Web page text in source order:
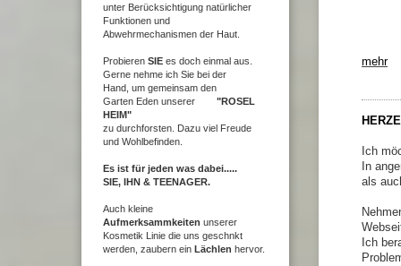
unter Berücksichtigung natürlicher
Funktionen und
Abwehrmechanismen der Haut.
Probieren SIE es doch einmal aus.
Gerne nehme ich Sie bei der
Hand, um gemeinsam den
Garten Eden unserer "ROSEL
HEIM"
zu durchforsten. Dazu viel Freude
und Wohlbefinden.
Es ist für jeden was dabei.....
SIE, IHN & TEENAGER.
Auch kleine
Aufmerksammkeiten unserer
Kosmetik Linie die uns geschnkt
werden, zaubern ein Lächlen hervor.
mehr
Ich
In
als
Ich